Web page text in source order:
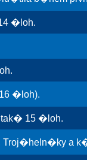
�loh.
�loh).
15 �loh.
a